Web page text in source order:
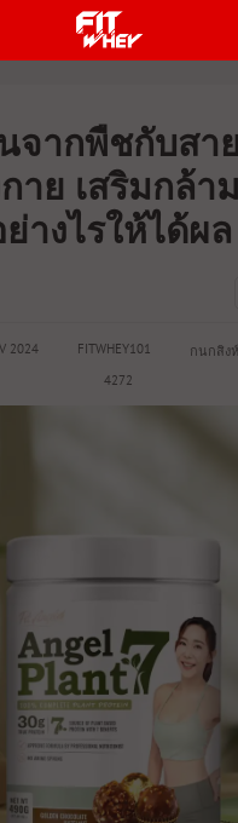
จากพืชกับสา
าย เสริมกล้า
างไรให้ได้ผล
2024 FITWHEY101
กนกสิง
4272